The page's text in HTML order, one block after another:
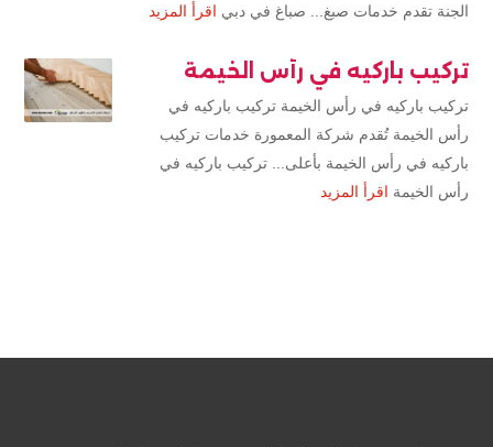
الجنة تقدم خدمات صبغ... صباغ في دبي اقرأ المزيد
تركيب باركيه في رأس الخيمة
تركيب باركيه في رأس الخيمة تركيب باركيه في
رأس الخيمة تُقدم شركة المعمورة خدمات تركيب
باركيه في رأس الخيمة بأعلى... تركيب باركيه في
رأس الخيمة اقرأ المزيد